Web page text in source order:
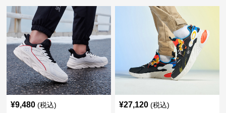
¥9,480 (税込) ¥27,120 (税込)